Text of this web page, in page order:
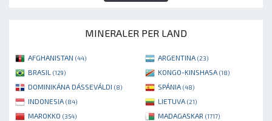
MINERALER PER LAND
AFGHANISTAN (44) ARGENTINA (23)
BRASIL (129) KONGO-KINSHASA (18)
DOMINIKÁNA DÁSSEVÁLDI (8) SPÁNIA (48)
INDONESIA (84) LIETUVA (21)
MAROKKO (354) MADAGASKAR (1717)